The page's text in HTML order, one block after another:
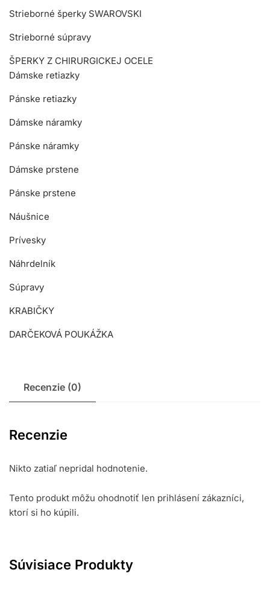
Strieborné šperky SWAROVSKI
Strieborné súpravy
ŠPERKY Z CHIRURGICKEJ OCELE
Dámske retiazky
Pánske retiazky
Dámske náramky
Pánske náramky
Dámske prstene
Pánske prstene
Náušnice
Prívesky
Náhrdelník
Súpravy
KRABIČKY
DARČEKOVÁ POUKÁŽKA
Recenzie (0)
Recenzie
Nikto zatiaľ nepridal hodnotenie.
Tento produkt môžu ohodnotiť len prihlásení zákazníci,
ktorí si ho kúpili.
Súvisiace Produkty